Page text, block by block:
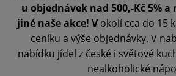
u objednávek nad 500,-Kč 5% a
jiné naše akce! Vokolí cca do 15
ceníku a výše objednávky. V
nabídku jídel z české i světové
nealkoholické